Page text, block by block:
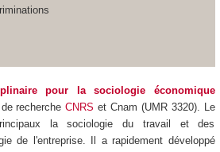
pour la sociologie économique
rechercheCNRS et Cnam (UMR 3320). Le
la sociologie du travail et des
de l'entreprise. Il a rapidement développé